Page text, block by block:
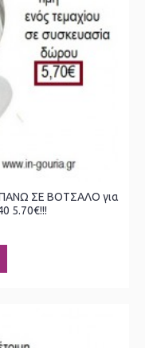
ΣΕ ΒΟΤΣΑΛΟ για
5.70€!!!